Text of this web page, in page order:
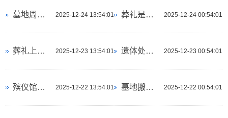
2025-12-24 13:54:01
墓地周边新建公厕如何申请迁移 2025-12-24 00:54:01
葬礼是否可以设计成逝者向往的异国风情主题
2025-12-23 13:54:01
葬礼上是否可以安排集体哼唱逝者最爱旋律环节 2025-12-23 00:54:01
遗体处理文化差异对比
2025-12-22 13:54:01
殡仪馆是否提供逝者宇宙背景辐射纪念 2025-12-22 00:54:01
墓地搬迁费用由谁承担有规定吗